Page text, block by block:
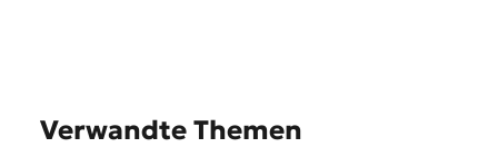
Verwandte Themen